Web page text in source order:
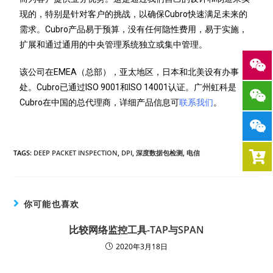
现的，特别是针对客户的挑战，以确保Cubro快速满足未来的
需求。Cubro产品易于预算，没有任何隐性费用，易于实施，
扩展和通过通用的中央管理系统独立或集中管理。
该公司在EMEA（总部），亚太地区，日本和北美设有办事
处。Cubro已通过ISO 9001和ISO 14001认证。广州虹科是
Cubro在中国的总代理商，详细产品信息可联系我们。
TAGS: DEEP PACKET INSPECTION, DPI, 深度数据包检测, 电信
你可能也喜欢
比较网络监控工具-TAP与SPAN
2020年3月18日